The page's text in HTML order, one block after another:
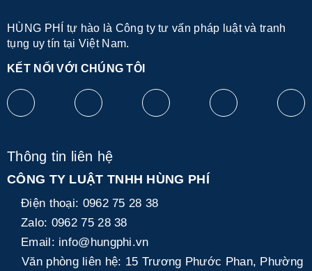
HÙNG PHÍ tự hào là Công ty tư vấn pháp luật và tranh
tụng uy tín tại Việt Nam.
KẾT NỐI VỚI CHÚNG TÔI
Thông tin liên hệ
CÔNG TY LUẬT TNHH HÙNG PHÍ
Điện thoại: 0962 75 28 38
Zalo: 0962 75 28 38
Email: info@hungphi.vn
Văn phòng liên hệ: 15 Trương Phước Phan, Phường